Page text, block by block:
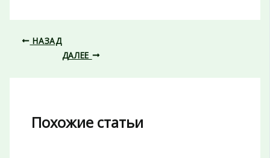
НАЗАД
ДАЛЕЕ
Похожие статьи